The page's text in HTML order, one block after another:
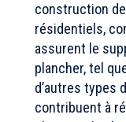
construction
résidentiels,
assurent le
plancher, tel
d’autres types
contribuent à